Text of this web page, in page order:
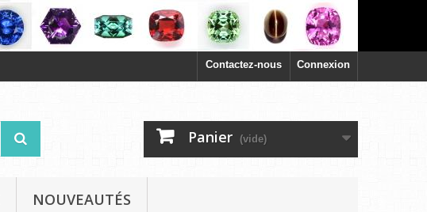
Connexion
Contactez-nous
Panier (vide)
NOUVEAUTÉS